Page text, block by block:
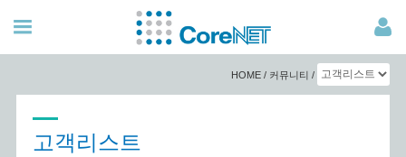
HOME / 커뮤니티 /
고객리스트